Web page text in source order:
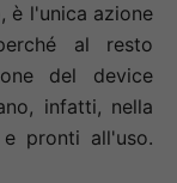
è l'unica azione
al resto
del device
infatti, nella
pronti all'uso.